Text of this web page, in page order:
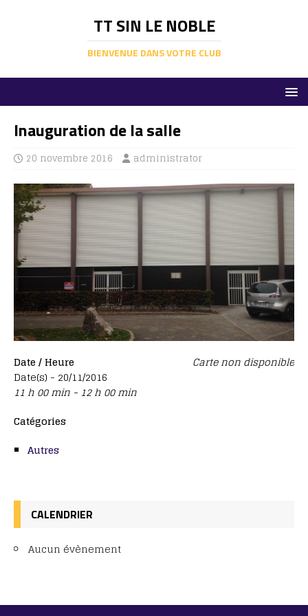
TT SIN LE NOBLE
BIENVENUE DANS VOTRE CLUB
Inauguration de la salle
20 novembre 2016 administrator
Carte non disponible
Date / Heure
Date(s) - 20/11/2016
11 h 00 min - 12 h 00 min
Catégories
Autres
CALENDRIER
Aucun évènement